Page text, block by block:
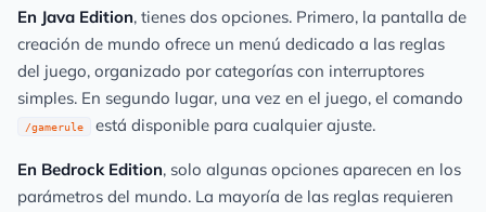
En Java Edition, tienes dos opciones. Primero, la pantalla de
creación de mundo ofrece un menú dedicado a las reglas
del juego, organizado por categorías con interruptores
simples. En segundo lugar, una vez en el juego, el comando
/gamerule está disponible para cualquier ajuste.
En Bedrock Edition, solo algunas opciones aparecen en los
parámetros del mundo. La mayoría de las reglas requieren